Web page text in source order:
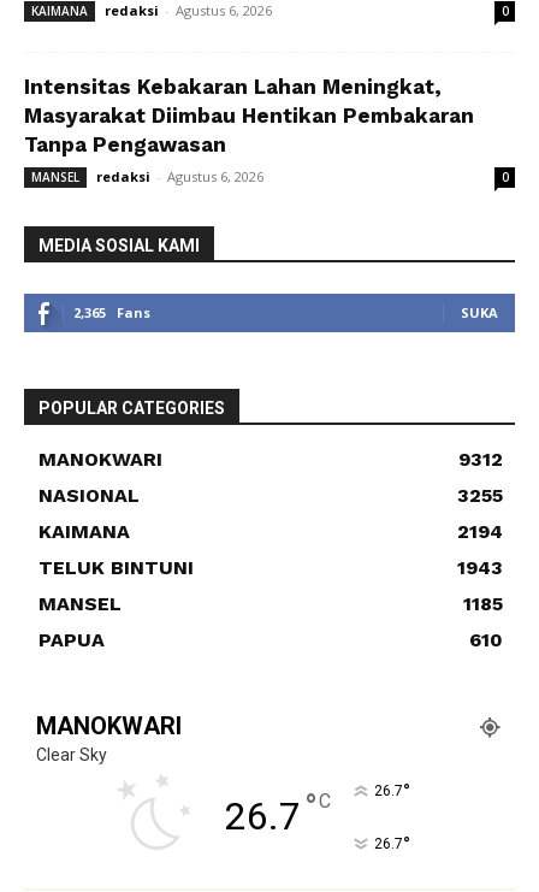
KAIMANA redaksi - Agustus 6, 2026 0
Intensitas Kebakaran Lahan Meningkat,
Masyarakat Diimbau Hentikan Pembakaran
Tanpa Pengawasan
MANSEL redaksi - Agustus 6, 2026 0
MEDIA SOSIAL KAMI
2,365 Fans SUKA
POPULAR CATEGORIES
MANOKWARI
9312
NASIONAL
3255
KAIMANA
2194
TELUK BINTUNI
1943
MANSEL
1185
PAPUA
610
MANOKWARI
Clear Sky
26.7 °C 26.7°
26.7°